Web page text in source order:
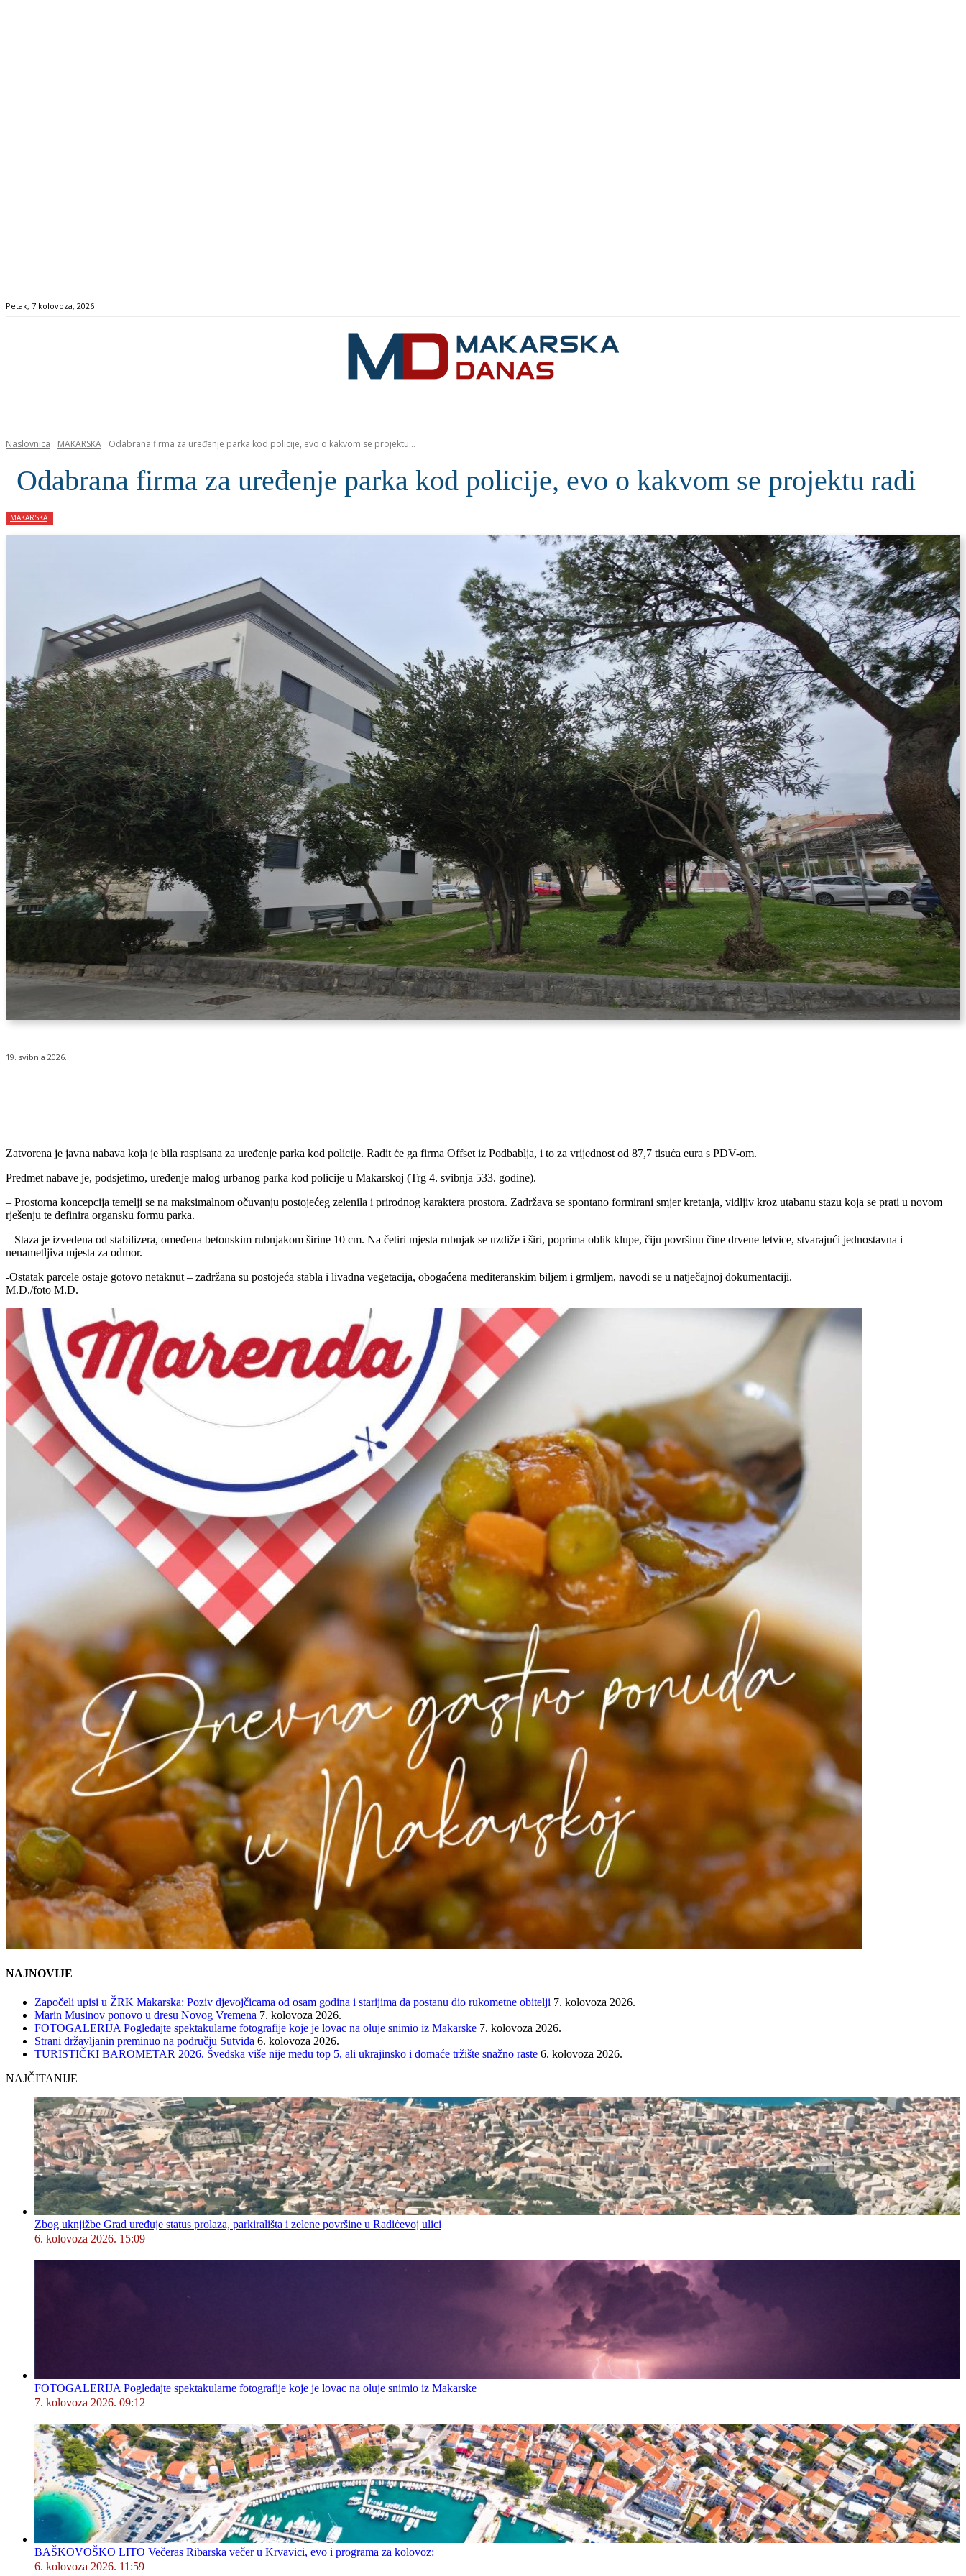
Petak, 7 kolovoza, 2026
Naslovnica MAKARSKA Odabrana firma za uređenje parka kod policije, evo o kakvom se projektu...
Odabrana firma za uređenje parka kod policije, evo o kakvom se projektu radi
MAKARSKA
19. svibnja 2026.
Zatvorena je javna nabava koja je bila raspisana za uređenje parka kod policije. Radit će ga firma Offset iz Podbablja, i to za vrijednost od 87,7 tisuća eura s PDV-om.
Predmet nabave je, podsjetimo, uređenje malog urbanog parka kod policije u Makarskoj (Trg 4. svibnja 533. godine).
– Prostorna koncepcija temelji se na maksimalnom očuvanju postojećeg zelenila i prirodnog karaktera prostora. Zadržava se spontano formirani smjer kretanja, vidljiv kroz utabanu stazu koja se prati u novom
rješenju te definira organsku formu parka.
– Staza je izvedena od stabilizera, omeđena betonskim rubnjakom širine 10 cm. Na četiri mjesta rubnjak se uzdiže i širi, poprima oblik klupe, čiju površinu čine drvene letvice, stvarajući jednostavna i
nenametljiva mjesta za odmor.
-Ostatak parcele ostaje gotovo netaknut – zadržana su postojeća stabla i livadna vegetacija, obogaćena mediteranskim biljem i grmljem, navodi se u natječajnoj dokumentaciji.
M.D./foto M.D.
NAJNOVIJE
Započeli upisi u ŽRK Makarska: Poziv djevojčicama od osam godina i starijima da postanu dio rukometne obitelji 7. kolovoza 2026.
Marin Musinov ponovo u dresu Novog Vremena 7. kolovoza 2026.
FOTOGALERIJA Pogledajte spektakularne fotografije koje je lovac na oluje snimio iz Makarske 7. kolovoza 2026.
Strani državljanin preminuo na području Sutvida 6. kolovoza 2026.
TURISTIČKI BAROMETAR 2026. Švedska više nije među top 5, ali ukrajinsko i domaće tržište snažno raste 6. kolovoza 2026.
NAJČITANIJE
Zbog uknjižbe Grad uređuje status prolaza, parkirališta i zelene površine u Radićevoj ulici
6. kolovoza 2026. 15:09
FOTOGALERIJA Pogledajte spektakularne fotografije koje je lovac na oluje snimio iz Makarske
7. kolovoza 2026. 09:12
BAŠKOVOŠKO LITO Večeras Ribarska večer u Krvavici, evo i programa za kolovoz:
6. kolovoza 2026. 11:59